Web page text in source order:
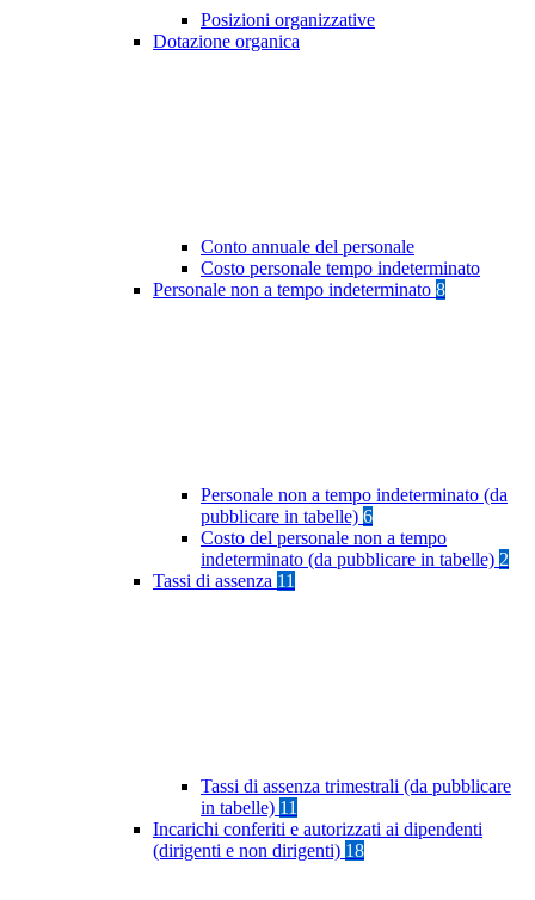
Posizioni organizzative
Dotazione organica
Conto annuale del personale
Costo personale tempo indeterminato
Personale non a tempo indeterminato 8
Personale non a tempo indeterminato (da
pubblicare in tabelle) 6
Costo del personale non a tempo
indeterminato (da pubblicare in tabelle) 2
Tassi di assenza 11
Tassi di assenza trimestrali (da pubblicare
in tabelle) 11
Incarichi conferiti e autorizzati ai dipendenti
(dirigenti e non dirigenti) 18